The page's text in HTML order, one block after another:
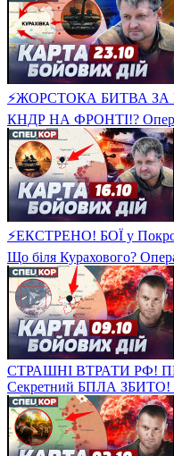
⚡️ЖОРСТОКА БИТВА
КНДР НА ФРОНТІ!?
⚡️ЕКСТРЕНО! БОЇ у
Що біля Курахового?
СТРАШНІ ВТРАТИ РФ!
Секретний БПЛА ЗБИТО!